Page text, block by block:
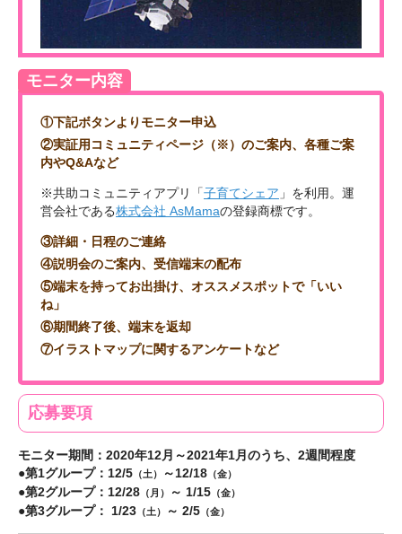
モニター内容
①下記ボタンよりモニター申込
②実証用コミュニティページ（※）のご案内、各種ご案
内やQ&Aなど
※共助コミュニティアプリ「子育てシェア 」を利用。運
営会社である株式会社 AsMamaの登録商標です。
③詳細・日程のご連絡
④説明会のご案内、受信端末の配布
⑤端末を持ってお出掛け、オススメスポットで「いい
ね」
⑥期間終了後、端末を返却
⑦イラストマップに関するアンケートなど
応募要項
モニター期間：2020年12月～2021年1月のうち、2週間程度
●第1グループ：12/5 （土） ～12/18 （金）
●第2グループ：12/28 （月） ～ 1/15 （金）
●第3グループ： 1/23 （土） ～ 2/5 （金）